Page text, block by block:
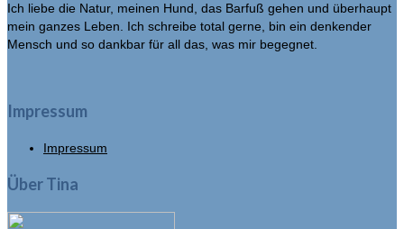
Ich liebe die Natur, meinen Hund, das Barfuß gehen und überhaupt
mein ganzes Leben. Ich schreibe total gerne, bin ein denkender
Mensch und so dankbar für all das, was mir begegnet.
Impressum
Impressum
Über Tina